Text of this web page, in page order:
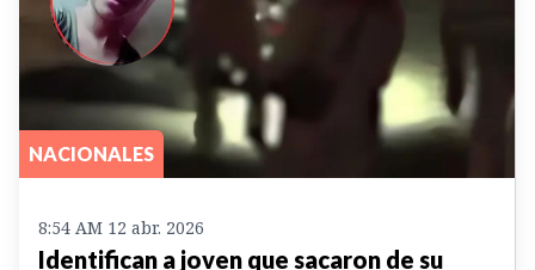
NACIONALES
8:54 AM 12 abr. 2026
Identifican a joven que sacaron de su